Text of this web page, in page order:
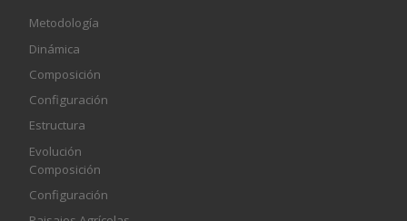
Metodología
Dinámica
Composición
Configuración
Estructura
Evolución
Composición
Configuración